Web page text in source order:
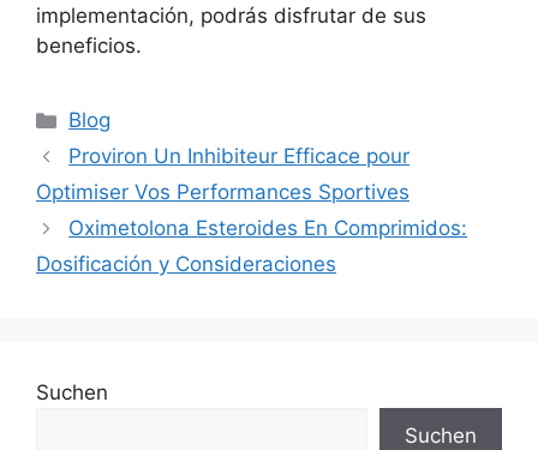
implementación, podrás disfrutar de sus
beneficios.
Blog
Proviron Un Inhibiteur Efficace pour
Optimiser Vos Performances Sportives
Oximetolona Esteroides En Comprimidos:
Dosificación y Consideraciones
Suchen
Suchen